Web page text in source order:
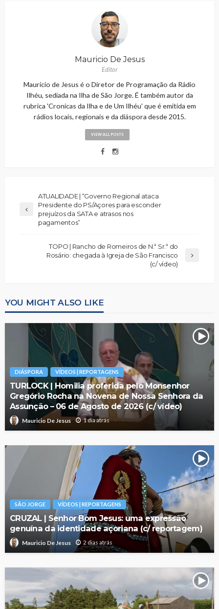
Mauricio De Jesus
Editor
Maurício de Jesus é o Diretor de Programação da Rádio
Ilhéu, sediada na Ilha de São Jorge. É também autor da
rubrica 'Cronicas da Ilha e de Um Ilhéu' que é emitida em
rádios locais, regionais e da diáspora desde 2015.
VIEW ALL POSTS
ATUALIDADE | “Governo Regional ataca
Presidente do PS/Açores para esconder
prejuízos da SATA e atrasos nos
pagamentos”
TOPO | Rancho de Romeiros de N.ª Sr.ª do
Rosário: chegada à Igreja de São Francisco
(c/ vídeo)
YOU MIGHT ALSO LIKE
DIÁSPORA VÍDEOS | REPORTAGENS
TURLOCK | Homilia proferida pelo Monsenhor
Gregório Rocha na Novena de Nossa Senhora da
Assunção – 06 de Agosto de 2026 (c/ vídeo)
Mauricio De Jesus 1 dia atrás
SÃO JORGE VÍDEOS | REPORTAGENS
CRUZAL | Senhor Bom Jesus: uma expressão
genuína da identidade açoriana (c/ reportagem)
Mauricio De Jesus 2 dias atrás